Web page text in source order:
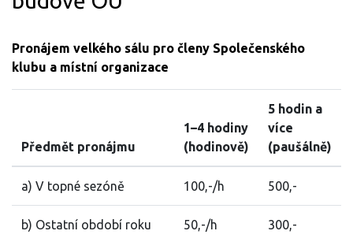
Pronájem velkého sálu pro členy Společenského
klubu a místní organizace
Předmět pronájmu
1–4 hodiny
(hodinově)
5 hodin a
více
(paušálně)
a) V topné sezóně 100,-/h 500,-
b) Ostatní období roku 50,-/h 300,-